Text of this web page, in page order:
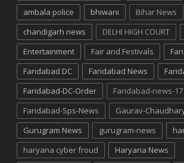
ambala police
bhiwani
Bihar News
chandigarh news
DELHI HIGH COURT
Entertainment
Fair and Festivals
Faridabad DC
Faridabad News
Faridabad-DC-Order
Faridabad-news-17
Faridabad-Sps-News
Gaurav-
Gurugram News
gurugram-news
haryana cyber froud
Haryana News